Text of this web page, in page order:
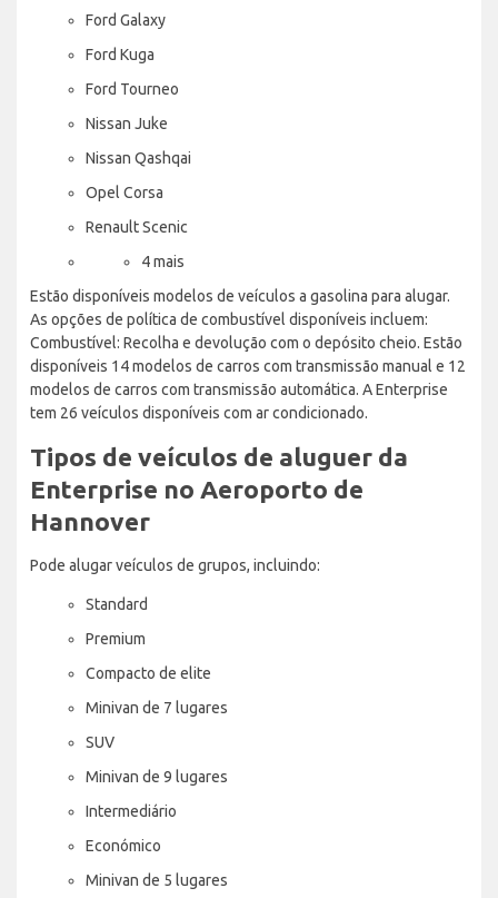
Ford Galaxy
Ford Kuga
Ford Tourneo
Nissan Juke
Nissan Qashqai
Opel Corsa
Renault Scenic
4 mais
Estão disponíveis modelos de veículos a gasolina para alugar.
As opções de política de combustível disponíveis incluem:
Combustível: Recolha e devolução com o depósito cheio. Estão
disponíveis 14 modelos de carros com transmissão manual e 12
modelos de carros com transmissão automática. A Enterprise
tem 26 veículos disponíveis com ar condicionado.
Tipos de veículos de aluguer da
Enterprise no Aeroporto de
Hannover
Pode alugar veículos de grupos, incluindo:
Standard
Premium
Compacto de elite
Minivan de 7 lugares
SUV
Minivan de 9 lugares
Intermediário
Económico
Minivan de 5 lugares